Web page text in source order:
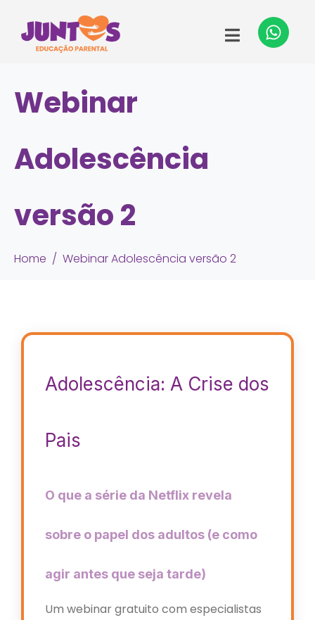
Webinar
Adolescência
versão 2
Home Webinar Adolescência versão 2
Adolescência: A Crise dos
Pais
O que a série da Netflix revela
sobre o papel dos adultos (e como
agir antes que seja tarde)
Um webinar gratuito com especialistas